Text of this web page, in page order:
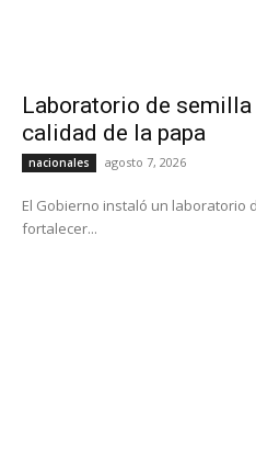
Laboratorio de
calidad de la papa
nacionales agosto 7, 2026
El Gobierno instaló un laboratorio
fortalecer...